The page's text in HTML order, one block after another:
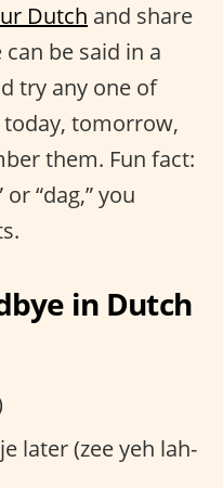
Dutch and share
be said in a
try any one of
tomorrow,
them. Fun fact:
“dag,” you
in Dutch
later (zee yeh lah-